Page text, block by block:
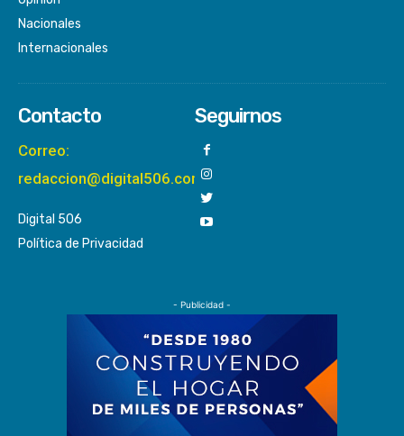
Nacionales
Internacionales
Contacto
Correo:
redaccion@digital506.com
Digital 506
Política de Privacidad
Seguirnos
- Publicidad -